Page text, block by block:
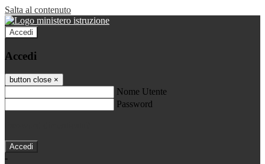
Salta al contenuto
Accedi
Accedi
button close ×
Nome Utente
Password
-